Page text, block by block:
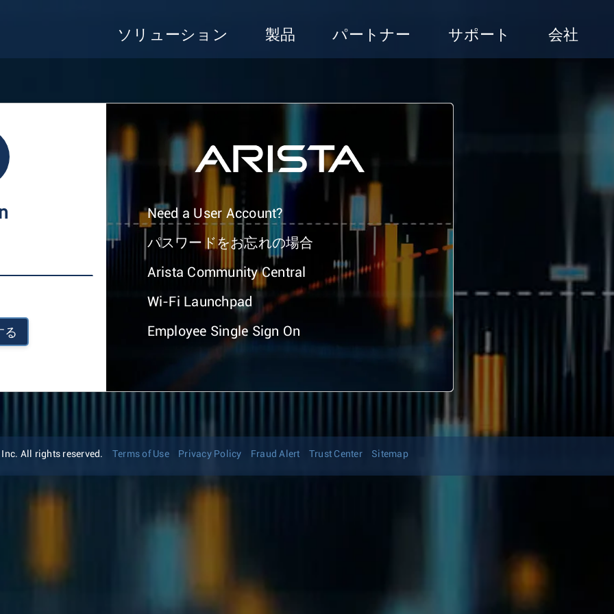
ソリューション 製品 パートナー サポート 会社
る
Need a User Account?
パスワードをお忘れの場合
Arista Community Central
Wi-Fi Launchpad
Employee Single Sign On
All rights reserved. Terms of Use Privacy Policy Fraud Alert Trust Center Sitemap